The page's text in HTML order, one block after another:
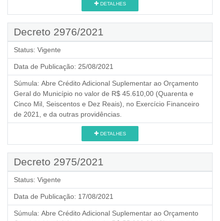
DETALHES
Decreto 2976/2021
Status: Vigente
Data de Publicação: 25/08/2021
Súmula: Abre Crédito Adicional Suplementar ao Orçamento
Geral do Município no valor de R$ 45.610,00 (Quarenta e
Cinco Mil, Seiscentos e Dez Reais), no Exercício Financeiro
de 2021, e da outras providências.
DETALHES
Decreto 2975/2021
Status: Vigente
Data de Publicação: 17/08/2021
Súmula: Abre Crédito Adicional Suplementar ao Orçamento